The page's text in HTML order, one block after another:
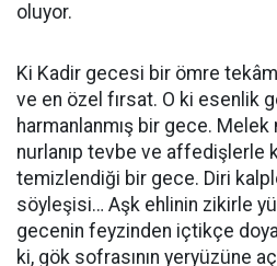
oluyor.
Ki Kadir gecesi bir ömre
ve en özel fırsat. O ki esenlik
harmanlanmış bir gece.
nurlanıp tevbe ve affedişlerle
temizlendiği bir gece. Diri
söyleşisi… Aşk ehlinin zikirle
gecenin feyzinden içtikçe
ki, gök sofrasının yeryüzüne